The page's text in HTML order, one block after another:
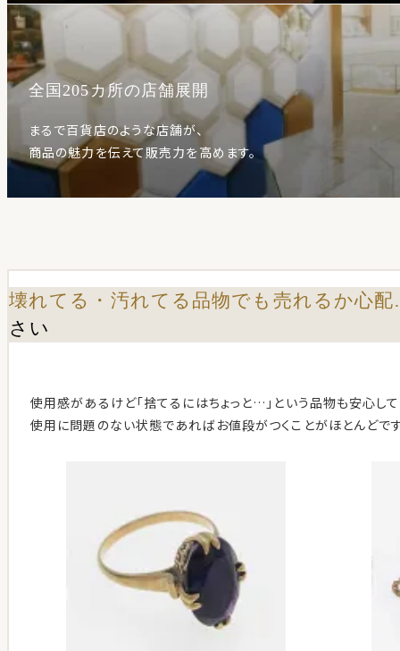
全国205カ所の店舗展開
まるで百貨店のような店舗が、
商品の魅力を伝えて販売力を高めます。
壊れてる・汚れてる品物でも売れるか心
さい
使用感があるけど「捨てるにはちょっと…」という品物も安心して
使用に問題のない状態であればお値段がつくことがほとんどです